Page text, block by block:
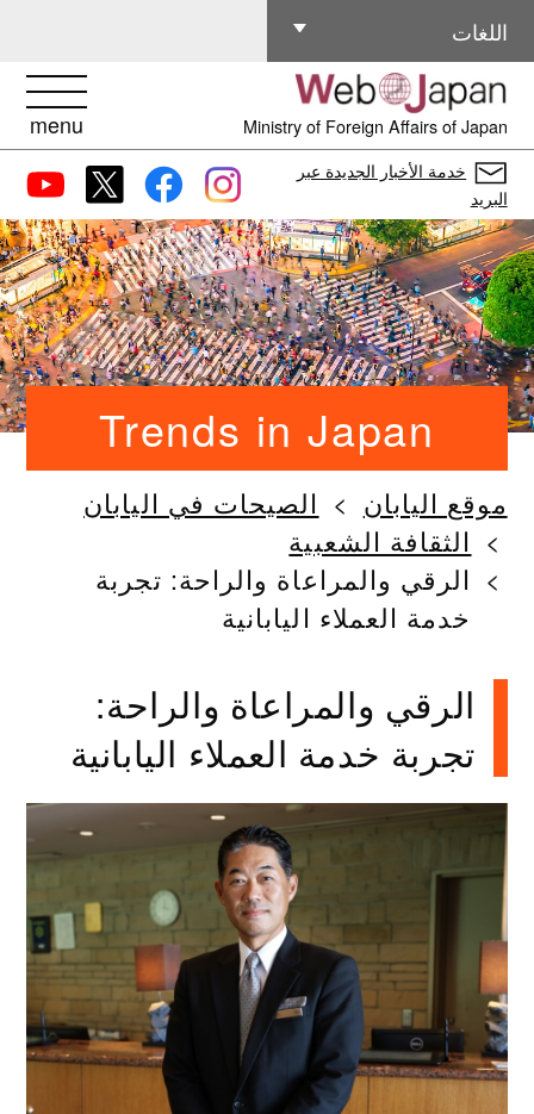
Ministry of Foreign Affairs of Japan
menu
اللغات
اللغات الأخرى
خدمة الأخبار الجديدة عبر
البريد
Trends in Japan
موقع اليابان
الصيحات في اليابان
الثقافة الشعبية
الرقي والمراعاة والراحة: تجربة
خدمة العملاء اليابانية
الرقي والمراعاة والراحة:
تجربة خدمة العملاء اليابانية